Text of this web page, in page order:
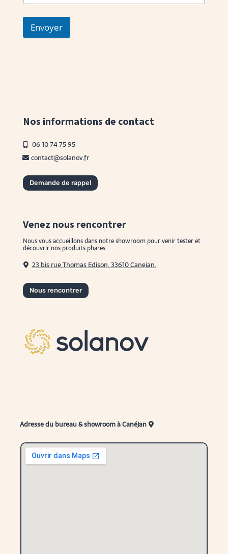
Envoyer
Nos informations de contact
06 10 74 75 95
contact@solanov.fr
Demande de rappel
Venez nous rencontrer
Nous vous accueillons dans notre showroom pour venir tester et
découvrir nos produits phares
23 bis rue Thomas Edison, 33610 Canejan.
Nous rencontrer
Adresse du bureau & showroom à Canéjan